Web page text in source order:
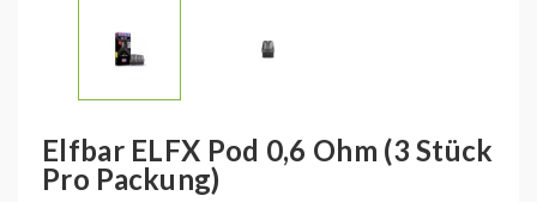
Elfbar ELFX Pod 0,6 Ohm (3 Stück
Pro Packung)